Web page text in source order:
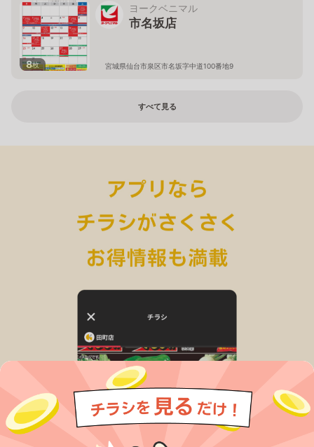
8枚
ヨークベニマル
市名坂店
宮城県仙台市泉区市名坂字中道100番地9
すべて見る